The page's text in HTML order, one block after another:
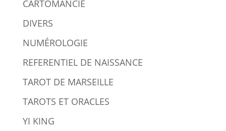
CARTOMANCIE
DIVERS
NUMÉROLOGIE
REFERENTIEL DE NAISSANCE
TAROT DE MARSEILLE
TAROTS ET ORACLES
YI KING